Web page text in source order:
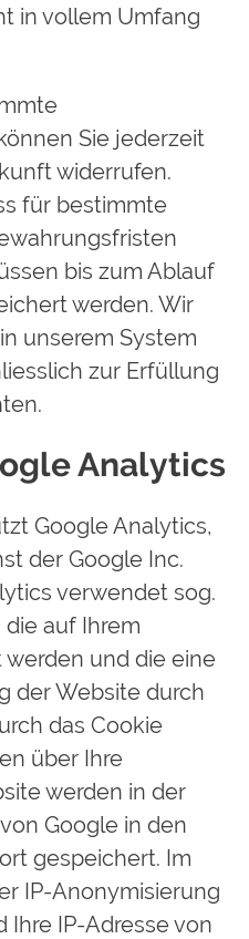
in vollem Umfang
Sie jederzeit
widerrufen.
für bestimmte
bis zum Ablauf
werden. Wir
unserem System
zur Erfüllung
Analytics
Google Analytics,
der Google Inc.
verwendet sog.
die auf Ihrem
und die eine
der Website durch
das Cookie
über Ihre
werden in der
Google in den
gespeichert. Im
IP-Anonymisierung
Ihre IP-Adresse von